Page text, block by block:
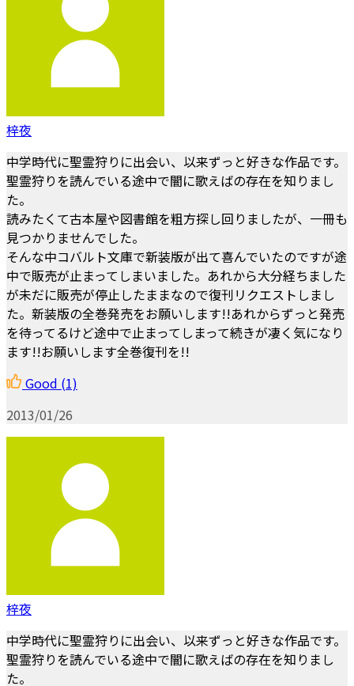
梓夜
中学時代に聖霊狩りに出会い、以来ずっと好きな作品です。
聖霊狩りを読んでいる途中で闇に歌えばの存在を知りまし
た。
読みたくて古本屋や図書館を粗方探し回りましたが、一冊も
見つかりませんでした。
そんな中コバルト文庫で新装版が出て喜んでいたのですが途
中で販売が止まってしまいました。あれから大分経ちました
が未だに販売が停止したままなので復刊リクエストしまし
た。新装版の全巻発売をお願いします!!あれからずっと発売
を待ってるけど途中で止まってしまって続きが凄く気になり
ます!!お願いします全巻復刊を!!
Good (1)
2013/01/26
梓夜
中学時代に聖霊狩りに出会い、以来ずっと好きな作品です。
聖霊狩りを読んでいる途中で闇に歌えばの存在を知りまし
た。